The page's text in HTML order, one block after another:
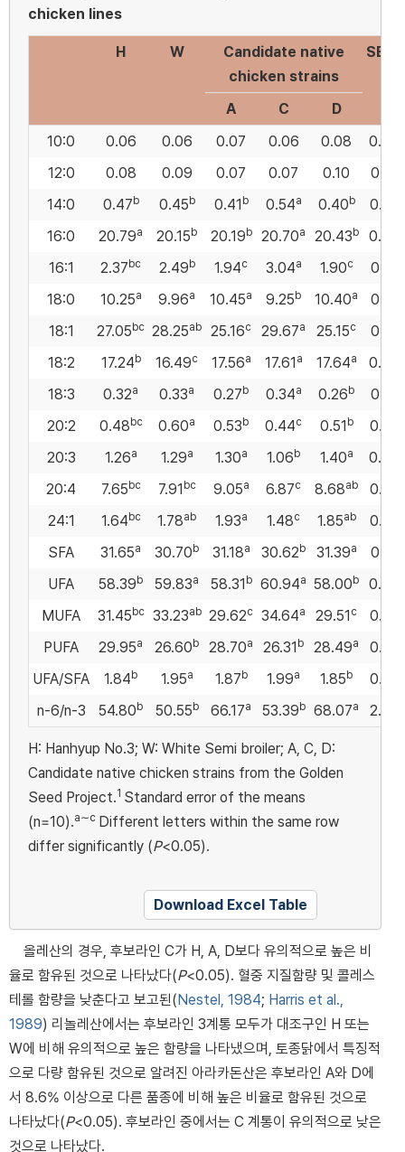
chicken lines
H W
Candidate native
chicken strains
SEM
A C
D
10:0
0.06 0.06 0.07 0.06 0.08
0.00
12:0
0.08 0.09 0.07 0.07 0.10
0.01
14:0
0.47 b 0.45 b 0.41 b 0.54a 0.40 b
0.02
16:0
20.79a 20.15 b 20.19 b 20.70a 20.43 b
0.08
16:1
2.37 bc 2.49 b 1.94c 3.04a 1.90c
0.14
18:0
10.25a 9.96a 10.45a 9.25 b 10.40a
0.21
18:1
27.05 bc 28.25ab 25.16c 29.67a 25.15c
0.61
18:2
17.24 b 16.49c 17.56a 17.61 a 17.64a
0.09
18:3
0.32a 0.33a 0.27 b 0.34a 0.26 b
0.01
20:2
0.48 bc 0.60a 0.53 b 0.44c 0.51 b
0.02
20:3
1.26a 1.29a 1.30a 1.06 b 1.40a
0.04
20:4
7.65 bc 7.91 bc 9.05a 6.87c 8.68ab
0.30
24:1
1.64 bc 1.78ab 1.93a 1.48c 1.85ab
0.07
SFA
31.65a 30.70 b 31.18a 30.62 b 31.39a
0.14
UFA
58.39 b 59.83a 58.31 b 60.94a 58.00 b
0.40
MUFA
31.45 bc 33.23ab 29.62c 34.64a 29.51 c
0.67
PUFA
29.95a 26.60 b 28.70a 26.31 b 28.49a
0.30
UFA/SFA
1.84 b 1.95a 1.87 b 1.99a 1.85 b
0.02
n-6/n-3
54.80 b 50.55 b 66.17a 53.39 b 68.07a 2.82
H: Hanhyup No.3; W: White Semi broiler; A, C, D:
Candidate native chicken strains from the Golden
Seed Project.1 Standard error of the means
(n=10).a∼c Different letters within the same row
differ significantly (P<0.05).
Download Excel Table
올레산의 경우, 후보라인 C가 H, A, D보다 유의적으로 높은 비
율로 함유된 것으로 나타났다(P<0.05). 혈중 지질함량 및 콜레스
테롤 함량을 낮춘다고 보고된(Nestel, 1984; Harris et al.,
1989) 리놀레산에서는 후보라인 3계통 모두가 대조구인 H 또는
W에 비해 유의적으로 높은 함량을 나타냈으며, 토종닭에서 특징적
으로 다량 함유된 것으로 알려진 아라카돈산은 후보라인 A와 D에
서 8.6% 이상으로 다른 품종에 비해 높은 비율로 함유된 것으로
나타났다(P<0.05). 후보라인 중에서는 C 계통이 유의적으로 낮은
것으로 나타났다.